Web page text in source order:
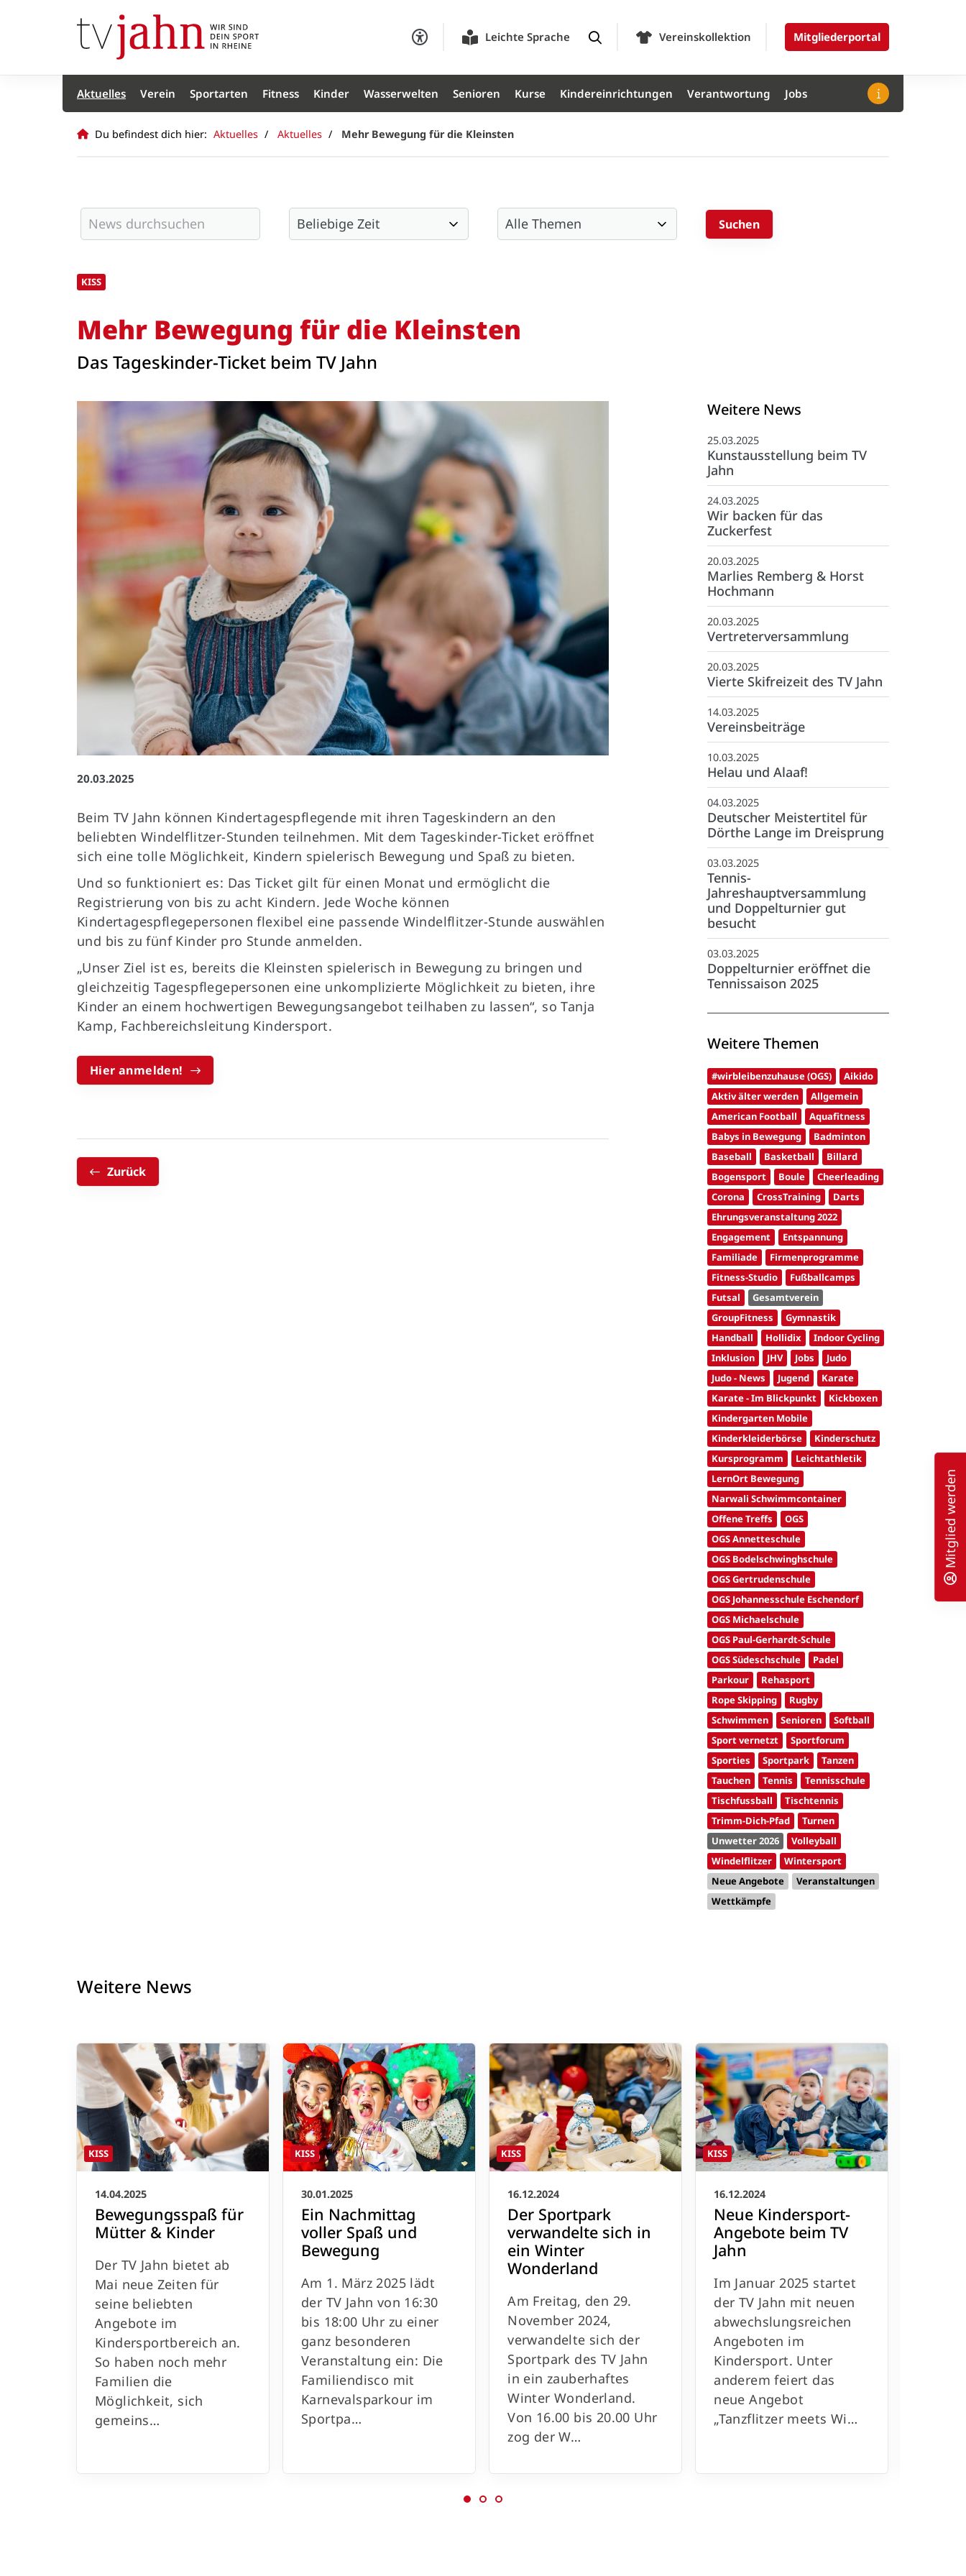
Leichte Sprache Vereinskollektion Mitgliederportal
Aktuelles Verein Sportarten Fitness Kinder Wasserwelten Senioren Kurse Kindereinrichtungen Verantwortung Jobs
Du befindest dich hier: Aktuelles Aktuelles Mehr Bewegung für die Kleinsten
KISS
Mehr Bewegung für die Kleinsten
Das Tageskinder-Ticket beim TV Jahn
20.03.2025
Beim TV Jahn können Kindertagespflegende mit ihren Tageskindern an den
beliebten Windelflitzer-Stunden teilnehmen. Mit dem Tageskinder-Ticket eröffnet
sich eine tolle Möglichkeit, Kindern spielerisch Bewegung und Spaß zu bieten.
Und so funktioniert es: Das Ticket gilt für einen Monat und ermöglicht die
Registrierung von bis zu acht Kindern. Jede Woche können
Kindertagespflegepersonen flexibel eine passende Windelflitzer-Stunde auswählen
und bis zu fünf Kinder pro Stunde anmelden.
„Unser Ziel ist es, bereits die Kleinsten spielerisch in Bewegung zu bringen und
gleichzeitig Tagespflegepersonen eine unkomplizierte Möglichkeit zu bieten, ihre
Kinder an einem hochwertigen Bewegungsangebot teilhaben zu lassen“, so Tanja
Kamp, Fachbereichsleitung Kindersport.
Hier anmelden!
Zurück
Weitere News
25.03.2025
Kunstausstellung beim TV
Jahn
24.03.2025
Wir backen für das
Zuckerfest
20.03.2025
Marlies Remberg & Horst
Hochmann
20.03.2025
Vertreterversammlung
20.03.2025
Vierte Skifreizeit des TV Jahn
14.03.2025
Vereinsbeiträge
10.03.2025
Helau und Alaaf!
04.03.2025
Deutscher Meistertitel für
Dörthe Lange im Dreisprung
03.03.2025
Tennis-
Jahreshauptversammlung
und Doppelturnier gut
besucht
03.03.2025
Doppelturnier eröffnet die
Tennissaison 2025
Weitere Themen
#wirbleibenzuhause (OGS)
Aikido
Aktiv älter werden
Allgemein
American Football
Aquafitness
Babys in Bewegung
Badminton
Baseball
Basketball
Billard
Bogensport
Boule
Cheerleading
Corona
CrossTraining
Darts
Ehrungsveranstaltung 2022
Engagement
Entspannung
Familiade
Firmenprogramme
Fitness-Studio
Fußballcamps
Futsal
Gesamtverein
GroupFitness
Gymnastik
Handball
Hollidix
Indoor Cycling
Inklusion
JHV Jobs
Judo
Judo - News
Jugend
Karate
Karate - Im Blickpunkt
Kickboxen
Kindergarten Mobile
Kinderkleiderbörse
Kinderschutz
Kursprogramm
Leichtathletik
LernOrt Bewegung
Narwali Schwimmcontainer
Offene Treffs
OGS
OGS Annetteschule
OGS Bodelschwinghschule
OGS Gertrudenschule
OGS Johannesschule Eschendorf
OGS Michaelschule
OGS Paul-Gerhardt-Schule
OGS Südeschschule
Padel
Parkour
Rehasport
Rope Skipping
Rugby
Schwimmen
Senioren
Softball
Sport vernetzt
Sportforum
Sporties
Sportpark
Tanzen
Tauchen
Tennis
Tennisschule
Tischfussball
Tischtennis
Trimm-Dich-Pfad
Turnen
Unwetter 2026
Volleyball
Windelflitzer
Wintersport
Neue Angebote
Veranstaltungen
Wettkämpfe
Weitere News
KISS
14.04.2025
Bewegungsspaß für
Mütter & Kinder
Der TV Jahn bietet ab
Mai neue Zeiten für
seine beliebten
Angebote im
Kindersportbereich an.
So haben noch mehr
Familien die
Möglichkeit, sich
gemeins…
KISS
30.01.2025
Ein Nachmittag
voller Spaß und
Bewegung
Am 1. März 2025 lädt
der TV Jahn von 16:30
bis 18:00 Uhr zu einer
ganz besonderen
Veranstaltung ein: Die
Familiendisco mit
Karnevalsparkour im
Sportpa…
KISS
16.12.2024
Der Sportpark
verwandelte sich in
ein Winter
Wonderland
Am Freitag, den 29.
November 2024,
verwandelte sich der
Sportpark des TV Jahn
in ein zauberhaftes
Winter Wonderland.
Von 16.00 bis 20.00 Uhr
zog der W…
KISS
16.12.2024
Neue Kindersport-
Angebote beim TV
Jahn
Im Januar 2025 startet
der TV Jahn mit neuen
abwechslungsreichen
Angeboten im
Kindersport. Unter
anderem feiert das
neue Angebot
„Tanzflitzer meets Wi…
Mitglied werden
Impressum|Datenschutz
Anschrift
Turnverein Jahn-Rheine 1885 e.V.
Germanenallee 4
(für Navigationsgeräte Germanenallee
6)
48429 Rheine
Kontakt
05971-97490
info@tvjahnrheine.de
facebook
instagram